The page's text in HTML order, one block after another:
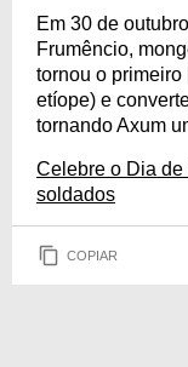
Em 30 de
Frumêncio,
tornou o
etíope) e
tornando Axum
Celebre o Dia
soldados
COPIAR